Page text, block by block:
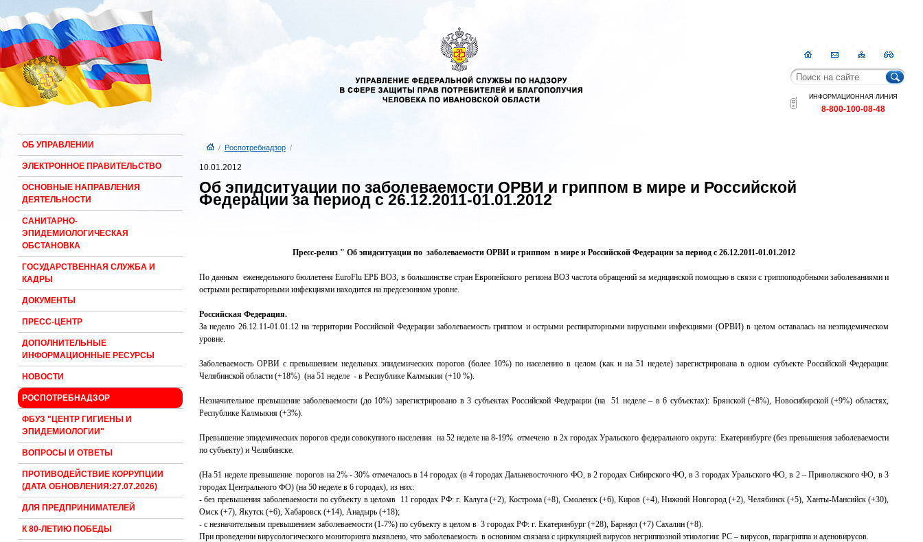
ГлавнаяКонтактыКарта
сайта
RSS
ИНФОРМАЦИОННАЯ ЛИНИЯ
8-800-100-08-48
ОБ УПРАВЛЕНИИ
ЭЛЕКТРОННОЕ ПРАВИТЕЛЬСТВО
ОСНОВНЫЕ НАПРАВЛЕНИЯ
ДЕЯТЕЛЬНОСТИ
САНИТАРНО-
ЭПИДЕМИОЛОГИЧЕСКАЯ
ОБСТАНОВКА
ГОСУДАРСТВЕННАЯ СЛУЖБА И
КАДРЫ
ДОКУМЕНТЫ
ПРЕСС-ЦЕНТР
ДОПОЛНИТЕЛЬНЫЕ
ИНФОРМАЦИОННЫЕ РЕСУРСЫ
НОВОСТИ
РОСПОТРЕБНАДЗОР
ФБУЗ "ЦЕНТР ГИГИЕНЫ И
ЭПИДЕМИОЛОГИИ"
ВОПРОСЫ И ОТВЕТЫ
ПРОТИВОДЕЙСТВИЕ КОРРУПЦИИ
(ДАТА ОБНОВЛЕНИЯ:27.07.2026)
ДЛЯ ПРЕДПРИНИМАТЕЛЕЙ
К 80-ЛЕТИЮ ПОБЕДЫ
/ Роспотребнадзор/
10.01.2012
Об эпидситуации по заболеваемости ОРВИ и гриппом в мире и Российской
Федерации за период с 26.12.2011-01.01.2012
Пресс-релиз " Об эпидситуации по заболеваемости ОРВИ и гриппом в мире и Российской Федерации за период с 26.12.2011-01.01.2012
По данным еженедельного бюллетеня EuroFlu ЕРБ ВОЗ, в большинстве стран Европейского региона ВОЗ частота обращений за медицинской помощью в связи с гриппоподобными заболеваниями и
острыми респираторными инфекциями находится на предсезонном уровне.
Российская Федерация.
За неделю 26.12.11-01.01.12 на территории Российской Федерации заболеваемость гриппом и острыми респираторными вирусными инфекциями (ОРВИ) в целом оставалась на неэпидемическом
уровне.
Заболеваемость ОРВИ с превышением недельных эпидемических порогов (более 10%) по населению в целом (как и на 51 неделе) зарегистрирована в одном субъекте Российской Федерации:
Челябинской области (+18%) (на 51 неделе - в Республике Калмыкия (+10 %).
Незначительное превышение заболеваемости (до 10%) зарегистрировано в 3 субъектах Российской Федерации (на 51 неделе – в 6 субъектах): Брянской (+8%), Новосибирской (+9%) областях,
Республике Калмыкия (+3%).
Превышение эпидемических порогов среди совокупного населения на 52 неделе на 8-19% отмечено в 2х городах Уральского федерального округа: Екатеринбурге (без превышения заболеваемости
по субъекту) и Челябинске.
(На 51 неделе превышение порогов на 2% - 30% отмечалось в 14 городах (в 4 городах Дальневосточного ФО, в 2 городах Сибирского ФО, в 3 городах Уральского ФО, в 2 – Приволжского ФО, в 3
городах Центрального ФО) (на 50 неделе в 6 городах), из них:
- без превышения заболеваемости по субъекту в целомв 11 городах РФ: г. Калуга (+2), Кострома (+8), Смоленск (+6), Киров (+4), Нижний Новгород (+2), Челябинск (+5), Ханты-Мансийск (+30),
Омск (+7), Якутск (+6), Хабаровск (+14), Анадырь (+18);
- с незначительным превышением заболеваемости (1-7%) по субъекту в целом в 3 городах РФ: г. Екатеринбург (+28), Барнаул (+7) Сахалин (+8).
При проведении вирусологического мониторинга выявлено, что заболеваемость в основном связана с циркуляцией вирусов негриппозной этиологии: РС – вирусов, парагриппа и аденовирусов.